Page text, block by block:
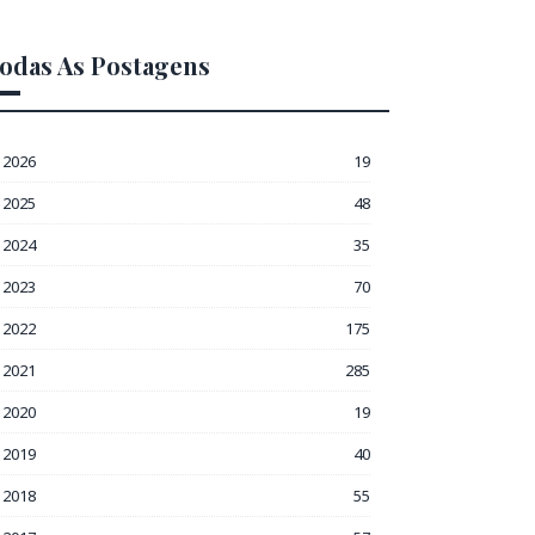
As Postagens
2026
19
2025
48
2024
35
2023
70
2022
175
2021
285
2020
19
2019
40
2018
55